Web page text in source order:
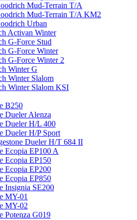
Mud-Terrain T/A
Mud-Terrain T/A KM2
Urban
Activan Winter
G-Force Stud
G-Force Winter
G-Force Winter 2
Winter G
Winter Slalom
Winter Slalom KSI
B250
Dueler Alenza
Dueler H/L 400
Dueler H/P Sport
Dueler H/T 684 II
Ecopia EP100 A
Ecopia EP150
Ecopia EP200
Ecopia EP850
Insignia SE200
MY-01
MY-02
Potenza G019